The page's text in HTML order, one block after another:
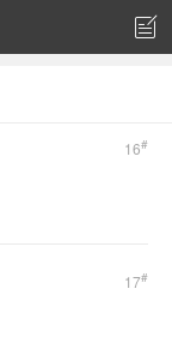

16#
17#